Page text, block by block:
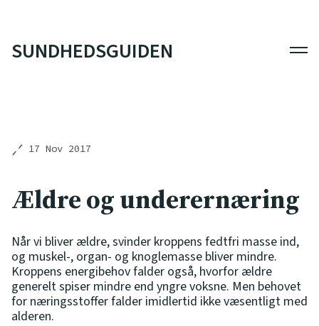
SUNDHEDSGUIDEN
17 Nov 2017
Ældre og underernæring
Når vi bliver ældre, svinder kroppens fedtfri masse ind,
og muskel-, organ- og knoglemasse bliver mindre.
Kroppens energibehov falder også, hvorfor ældre
generelt spiser mindre end yngre voksne. Men behovet
for næringsstoffer falder imidlertid ikke væsentligt med
alderen.